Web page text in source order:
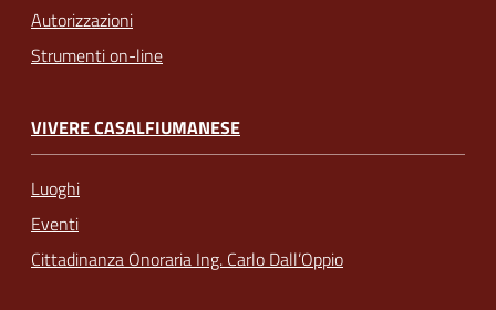
Autorizzazioni
Strumenti on-line
VIVERE CASALFIUMANESE
Luoghi
Eventi
Cittadinanza Onoraria Ing. Carlo Dall’Oppio